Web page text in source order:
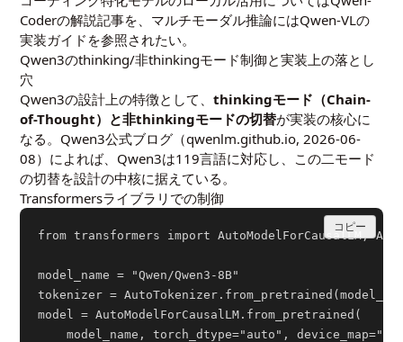
Coderの解説記事を、マルチモーダル推論にはQwen-VLの
実装ガイド を参照されたい。
Qwen3のthinking/非thinkingモード制御と実装上の落とし
穴
Qwen3の設計上の特徴として、thinkingモード（Chain-
of-Thought）と非thinkingモードの切替が実装の核心に
なる。Qwen3公式ブログ（qwenlm.github.io, 2026-06-
08）によれば、Qwen3は119言語に対応し、この二モード
の切替を設計の中核に据えている。
Transformersライブラリでの制御
from transformers import AutoModelForCausalLM,
model_name = "Qwen/Qwen3-8B"
tokenizer =
model = AutoModelForCausalLM.from_pretrained(
model_name, torch_dtype="auto",
コピー